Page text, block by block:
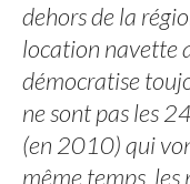
dehors de la
location navette
démocratise
ne sont pas les
(en 2010) qui
même temps,